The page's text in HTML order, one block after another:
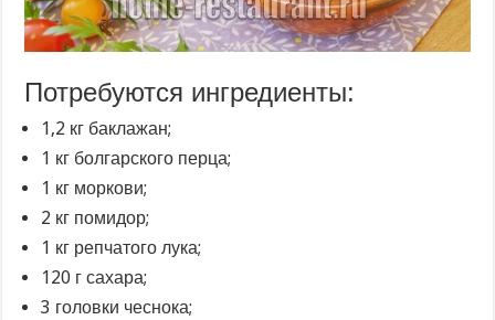
Потребуются ингредиенты:
1,2 кг баклажан;
1 кг болгарского перца;
1 кг моркови;
2 кг помидор;
1 кг репчатого лука;
120 г сахара;
3 головки чеснока;